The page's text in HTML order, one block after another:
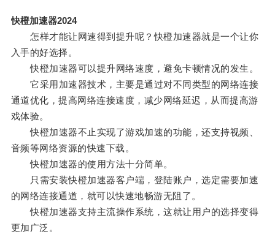
快橙加速器2024
怎样才能让网速得到提升呢？快橙加速器就是一个让你
入手的好选择。
快橙加速器可以提升网络速度，避免卡顿情况的发生。
它采用加速器技术，主要是通过对不同类型的网络连接
通道优化，提高网络连接速度，减少网络延迟，从而提高游
戏体验。
快橙加速器不止实现了游戏加速的功能，还支持视频、
音频等网络资源的快速下载。
快橙加速器的使用方法十分简单。
只需安装快橙加速器客户端，登陆账户，选定需要加速
的网络连接通道，就可以快速地畅游无阻了。
快橙加速器支持主流操作系统，这就让用户的选择变得
更加广泛。